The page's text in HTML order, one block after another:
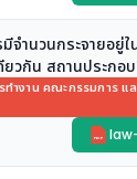
ำนวนกระจายอยู่ใ
วกัน สถานประกอ
ในการทำงานระดับวิ
ลด้านความปลอดภั
อไม่
ำงาน คณะกรรมการ แ
PDF